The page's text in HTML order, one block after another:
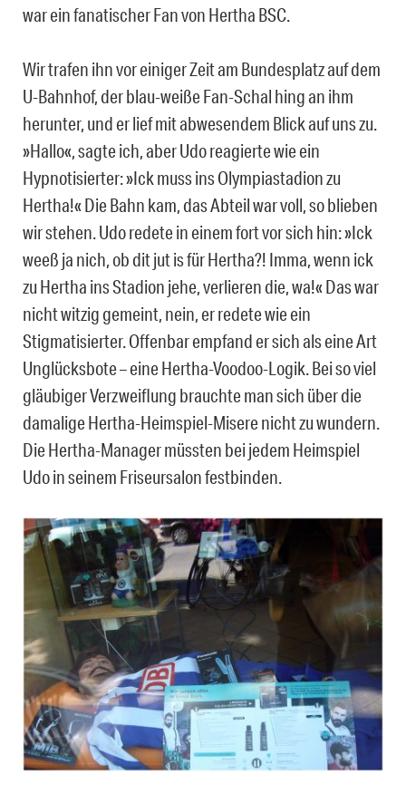
war ein fanatischer Fan von Hertha BSC.
Wir trafen ihn vor einiger Zeit am Bundesplatz auf dem
U-Bahnhof, der blau-weiße Fan-Schal hing an ihm
herunter, und er lief mit abwesendem Blick auf uns zu.
»Hallo«, sagte ich, aber Udo reagierte wie ein
Hypnotisierter: »Ick muss ins Olympiastadion zu
Hertha!« Die Bahn kam, das Abteil war voll, so blieben
wir stehen. Udo redete in einem fort vor sich hin: »Ick
weeß ja nich, ob dit jut is für Hertha?! Imma, wenn ick
zu Hertha ins Stadion jehe, verlieren die, wa!« Das war
nicht witzig gemeint, nein, er redete wie ein
Stigmatisierter. Offenbar empfand er sich als eine Art
Unglücksbote – eine Hertha-Voodoo-Logik. Bei so viel
gläubiger Verzweiflung brauchte man sich über die
damalige Hertha-Heimspiel-Misere nicht zu wundern.
Die Hertha-Manager müssten bei jedem Heimspiel
Udo in seinem Friseursalon festbinden.